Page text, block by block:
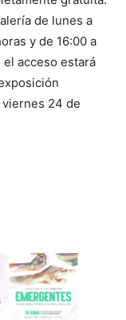
de lunes a
y de 16:00 a
el acceso estará
24 de